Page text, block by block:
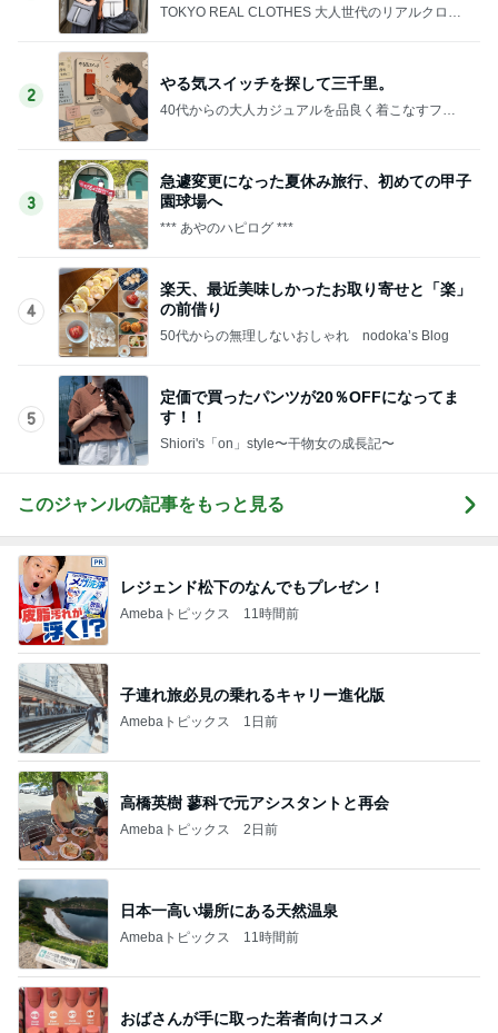
TOKYO REAL CLOTHES 大人世代のリアルクロー
2
やる気スイッチを探して三千里。
40代からの大人カジュアルを品良く着こなすファ
3
急遽変更になった夏休み旅行、初めての甲子
園球場へ
*** あやのハピログ ***
4
楽天、最近美味しかったお取り寄せと「楽」
の前借り
50代からの無理しないおしゃれ nodoka’s Blog
5
定価で買ったパンツが20％OFFになってま
す！！
Shiori's「on」style〜干物女の成長記〜
このジャンルの記事をもっと見る
レジェンド松下のなんでもプレゼン！
Amebaトピックス 11時間前
子連れ旅必見の乗れるキャリー進化版
Amebaトピックス 1日前
高橋英樹 蓼科で元アシスタントと再会
Amebaトピックス 2日前
日本一高い場所にある天然温泉
Amebaトピックス 11時間前
おばさんが手に取った若者向けコスメ